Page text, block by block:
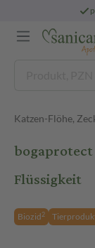
Katzen-Flöhe,
Flüssigkeit
Biozid2